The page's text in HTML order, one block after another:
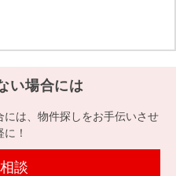
築・
一戸
建て
す
却
談
名
案内（関
Way
役員一
報
い場合には
は、物件探しをお手伝いさせ
！
談